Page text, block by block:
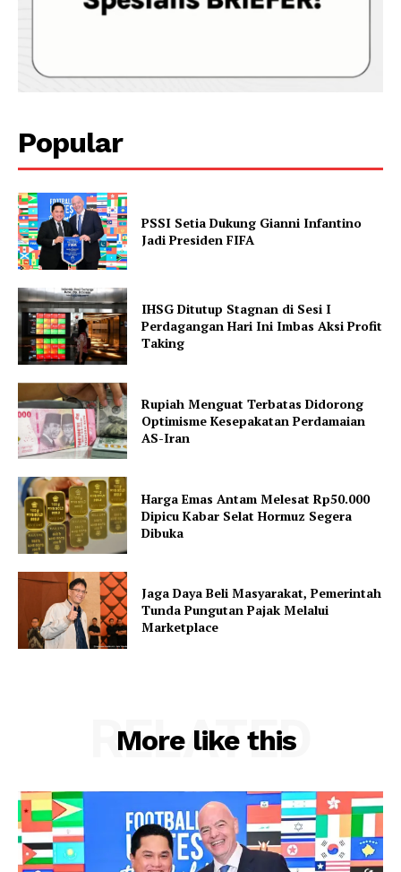
Popular
PSSI Setia Dukung Gianni Infantino
Jadi Presiden FIFA
IHSG Ditutup Stagnan di Sesi I
Perdagangan Hari Ini Imbas Aksi Profit
Taking
Rupiah Menguat Terbatas Didorong
Optimisme Kesepakatan Perdamaian
AS-Iran
Harga Emas Antam Melesat Rp50.000
Dipicu Kabar Selat Hormuz Segera
Dibuka
Jaga Daya Beli Masyarakat, Pemerintah
Tunda Pungutan Pajak Melalui
Marketplace
More like this
RELATED